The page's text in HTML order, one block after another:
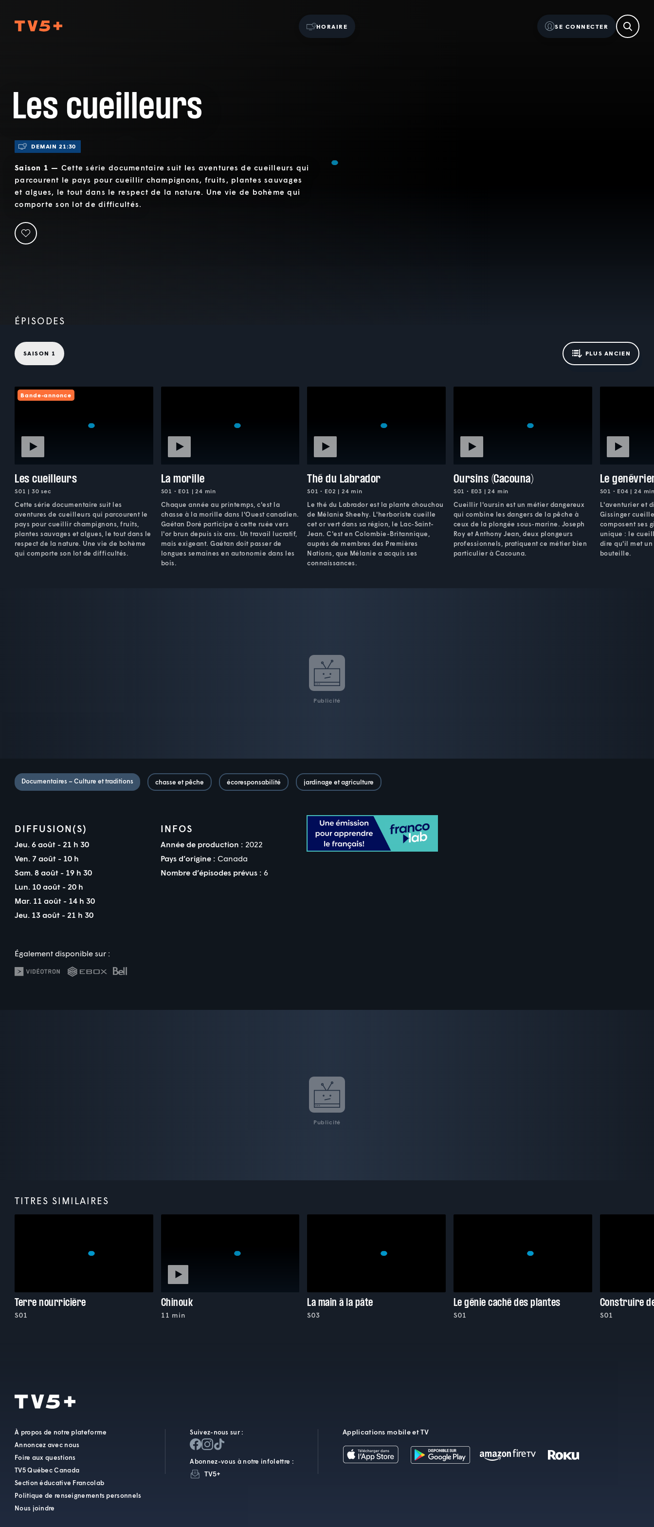
HORAIRE SE CONNECTER
Les cueilleurs
DEMAIN 21:30
Saison 1 — Cette série documentaire suit les aventures de cueilleurs qui
parcourent le pays pour cueillir champignons, fruits, plantes sauvages
et algues, le tout dans le respect de la nature. Une vie de bohème qui
comporte son lot de difficultés.
ÉPISODES
SAISON 1 PLUS ANCIEN
Bande-annonce
Les cueilleurs
S01 | 30 sec
Cette série documentaire suit les
aventures de cueilleurs qui parcourent le
pays pour cueillir champignons, fruits,
plantes sauvages et algues, le tout dans le
respect de la nature. Une vie de bohème
qui comporte son lot de difficultés.
La morille
S01 • E01 | 24 min
Chaque année au printemps, c'est la
chasse à la morille dans l'Ouest canadien.
Gaétan Doré participe à cette ruée vers
l'or brun depuis six ans. Un travail lucratif,
mais exigeant. Gaétan doit passer de
longues semaines en autonomie dans les
bois.
Thé du Labrador
S01 • E02 | 24 min
Le thé du Labrador est la plante chouchou
de Mélanie Sheehy. L'herboriste cueille
cet or vert dans sa région, le Lac-Saint-
Jean. C'est en Colombie-Britannique,
auprès de membres des Premières
Nations, que Mélanie a acquis ses
connaissances.
Oursins (Cacouna)
S01 • E03 | 24 min
Cueillir l'oursin est un métier dangereux
qui combine les dangers de la pêche à
ceux de la plongée sous-marine. Joseph
Roy et Anthony Jean, deux plongeurs
professionnels, pratiquent ce métier bien
particulier à Cacouna.
Le
S01 • E04 | 24
L'aventurier et
Gissinger
composent ses
unique : le
dire qu'il met
bouteille.
Publicité
Documentaires – Culture et traditions chasse et pêche écoresponsabilité jardinage et agriculture
DIFFUSION(S)
Jeu. 6 août - 21 h 30
Ven. 7 août - 10 h
Sam. 8 août - 19 h 30
Lun. 10 août - 20 h
Mar. 11 août - 14 h 30
Jeu. 13 août - 21 h 30
Également disponible sur :
INFOS
Année de production : 2022
Pays d’origine : Canada
Nombre d’épisodes prévus : 6
Publicité
TITRES SIMILAIRES
Terre nourricière
S01
Chinouk
11 min
La main à la pâte
S03
Le génie caché des plantes
S01
Construire
S01
À propos de notre plateforme
Annoncez avec nous
Foire aux questions
TV5 Québec Canada
Section éducative Francolab
Politique de renseignements personnels
Nous joindre
Suivez-nous sur :
Abonnez-vous à notre infolettre :
TV5+
Applications mobile et TV